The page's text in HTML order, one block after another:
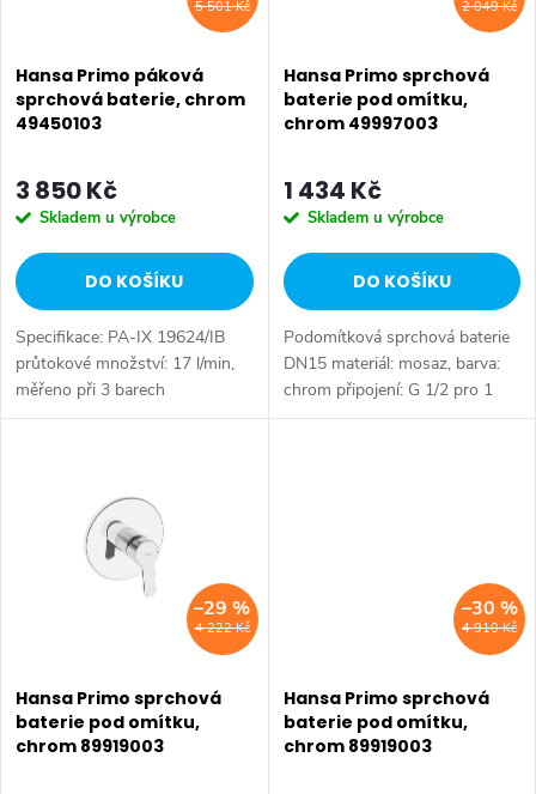
p
r
o
d
u
k
t
ů
p
r
o
d
u
k
t
5 501 Kč
Hansa Primo páková
sprchová baterie, chrom
49450103
3 850 Kč
Skladem u výrobce
DO KOŠÍKU
Specifikace: PA-IX 19624/IB
průtokové množství: 17 l/min,
měřeno při 3 barech
hydraulického tlaku Tělesa
2 049 Kč
Hansa Primo sprchová
baterie pod omítku,
chrom 49997003
1 434 Kč
Skladem u výrobce
DO KOŠÍKU
Podomítková sprchová baterie
DN15 materiál: mosaz, barva:
chrom připojení: G 1/2 pro 1
výstup ovládací páka pro
4 222 Kč
–29 %
Hansa Primo sprchová
baterie pod omítku,
chrom 89919003
4 910 Kč
–30 %
Hansa Primo sprchová
baterie pod omítku,
chrom 89919003